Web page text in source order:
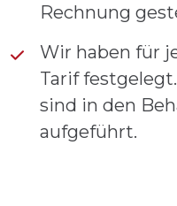
Rechnung
Wir haben für
Tarif
sind in den
aufgeführt.